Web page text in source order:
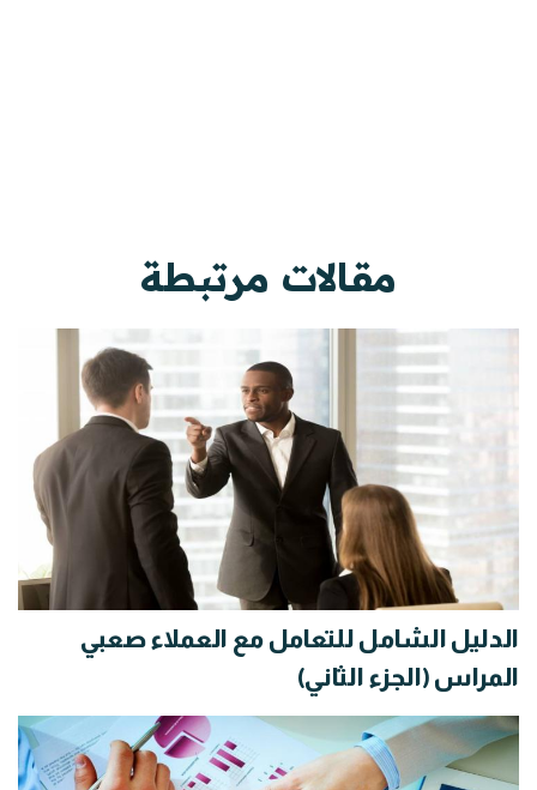
مقالات مرتبطة
الدليل الشامل للتعامل مع العملاء صعبي
المراس (الجزء الثاني)